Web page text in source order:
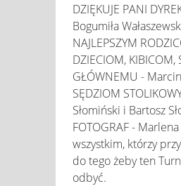
DZIĘKUJE PANI
Bogumiła
NAJLEPSZYM
DZIECIOM, KIBICOM,
GŁÓWNEMU -
SĘDZIOM
Słomiński i Bartosz
FOTOGRAF -
wszystkim, którzy
do tego żeby ten
odbyć.